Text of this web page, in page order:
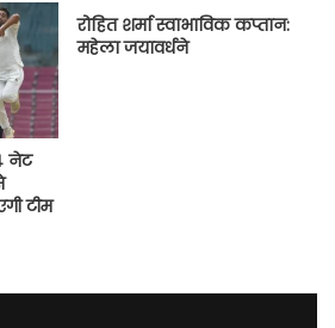
नेट
टीम
रोहित शर्मा स्वाभाविक कप्तान:
महेला जयावर्धने